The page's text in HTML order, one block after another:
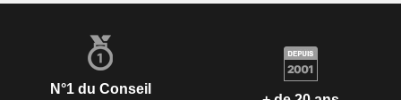
N°1 du Conseil